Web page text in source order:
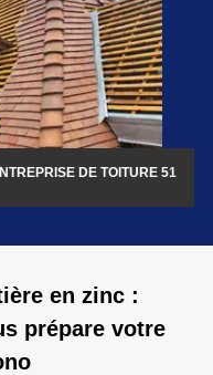
DE TOITURE 51
en zinc :
prépare votre